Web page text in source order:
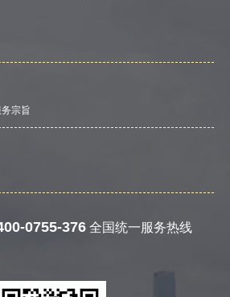
务宗旨
0755-376 全国统一服务热线